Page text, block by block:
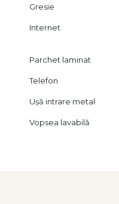
Gresie
Internet
Parchet laminat
Telefon
Ușă intrare metal
Vopsea lavabilă